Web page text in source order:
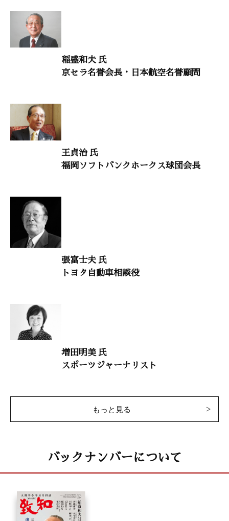
生命のメッセージ63
中村本然（高野山大学教授・密教文化研究所所長）
村上和雄（筑波大学名誉教授）
南里空海（取材／文）
子供に語り継ぎたい『論語』の言葉20
安岡定子（安岡活学塾 銀座・寺子屋こども論語塾専任講師）
矢山利彦（Y・H・C・矢山クリニック院長）
意見・判断26
惠隆之介（拓殖大学客員教授・「沖縄・尖閣を守る実行委員会」代
占部賢志（中村学園大学教授）
大自然と体心
金 聖一（聖和接骨院院長）
菊原智明 「凡人が勝つ唯一の道」
池田治子 「未来を載せてエコトラックが走る」
澤村誠志 「温かい社会を目指して」
稲盛和夫 氏
京セラ名誉会長・日本航空名誉顧問
王貞治 氏
福岡ソフトバンクホークス球団会長
張富士夫 氏
トヨタ自動車相談役
増田明美 氏
スポーツジャーナリスト
もっと見る
バックナンバーについて